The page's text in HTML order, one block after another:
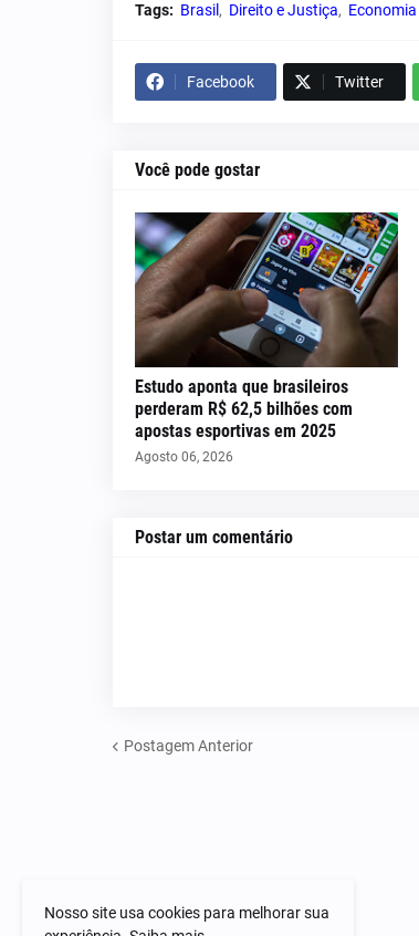
Tags: Brasil Direito e Justiça Economia
Facebook Twitter
Você pode gostar
Estudo aponta que brasileiros
perderam R$ 62,5 bilhões com
apostas esportivas em 2025
Agosto 06, 2026
Postar um comentário
Postagem Anterior
Nosso site usa cookies para melhorar sua